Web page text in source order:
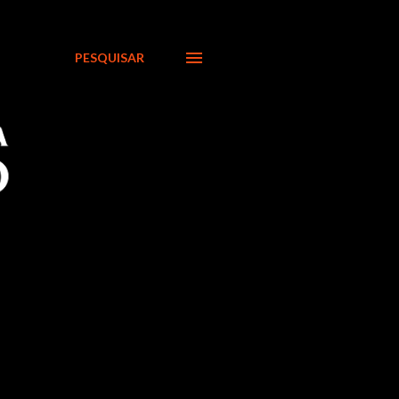
PESQUISAR